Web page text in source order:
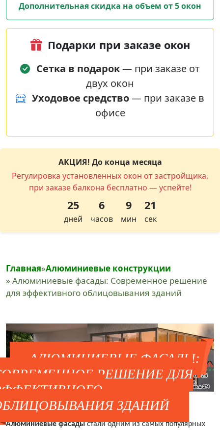
Дополнительная скидка на объем от 5 окон
Подарки при заказе окон
Сетка в подарок— при заказе от
двух окон
Уходовое средство— при заказе в
офисе
АКЦИЯ! До конца месяца
Регулировка установленных окон от застройщика,
при заказе балкона бесплатно — успейте!
25
дней
6
часов
9
мин
20
сек
Главная»Алюминиевые конструкции
» Алюминиевые фасады: Современное решение
для эффективного облицовывания зданий
АЛЮМИНИЕВЫЕ ФАСАДЫ:
РЕШЕНИЕ ДЛЯ
ЗДАНИЙ
Алюминиевые фасадыстали одним из самых популярных